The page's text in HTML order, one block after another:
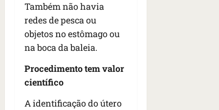
Também não havia
redes de pesca ou
objetos no estômago ou
na boca da baleia.
Procedimento tem valor
científico
A identificação do útero